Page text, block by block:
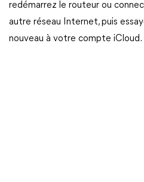
redémarrez le routeur ou
autre réseau Internet, puis
nouveau à votre compte iCloud.